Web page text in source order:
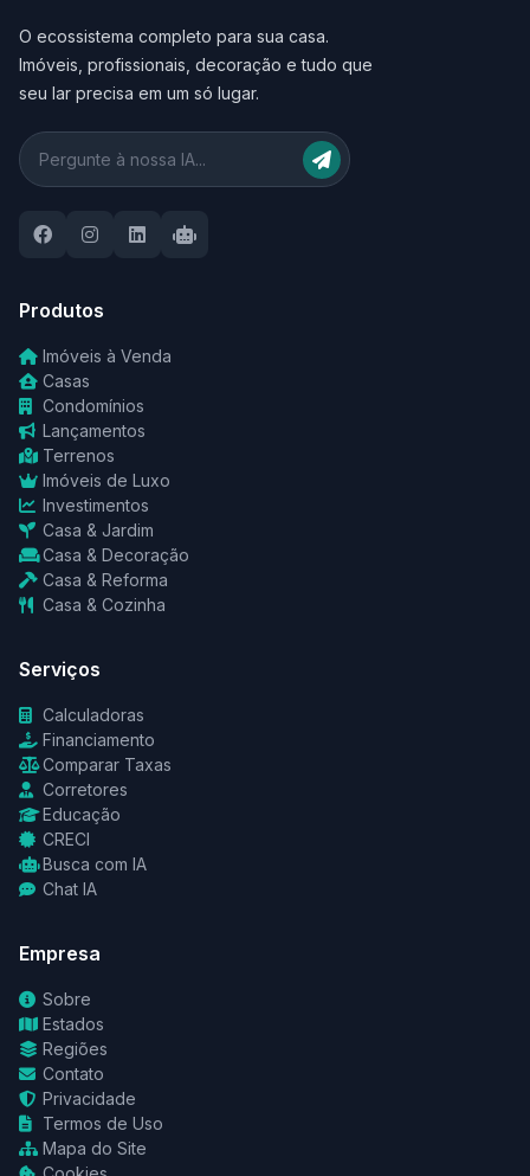
O ecossistema completo para sua casa.
Imóveis, profissionais, decoração e tudo que
seu lar precisa em um só lugar.
Produtos
Imóveis à Venda
Casas
Condomínios
Lançamentos
Terrenos
Imóveis de Luxo
Investimentos
Casa & Jardim
Casa & Decoração
Casa & Reforma
Casa & Cozinha
Serviços
Calculadoras
Financiamento
Comparar Taxas
Corretores
Educação
CRECI
Busca com IA
Chat IA
Empresa
Sobre
Estados
Regiões
Contato
Privacidade
Termos de Uso
Mapa do Site